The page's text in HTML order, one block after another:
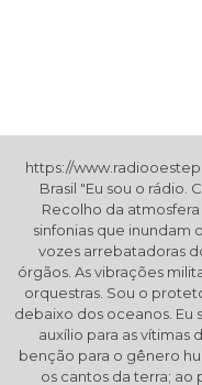
https://
Brasil "Eu sou o rádio.
Recolho da
sinfonias que inundam
vozes arrebatadoras
órgãos. As vibrações
orquestras. Sou o
debaixo dos oceanos. Eu
auxílio para as vítimas
benção para o gênero
os cantos da terra;